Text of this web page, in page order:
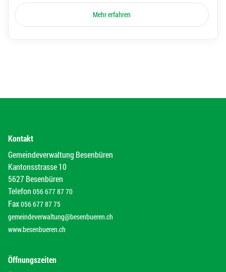
Mehr erfahren
Kontakt
Gemeindeverwaltung Besenbüren
Kantonsstrasse 10
5627 Besenbüren
Telefon 056 677 87 70
Fax056 677 87 75
gemeindeverwaltung@besenbueren.ch
www.besenbueren.ch
Öffnungszeiten